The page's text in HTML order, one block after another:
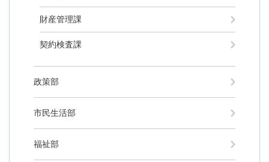
財産管理課
契約検査課
政策部
市民生活部
福祉部